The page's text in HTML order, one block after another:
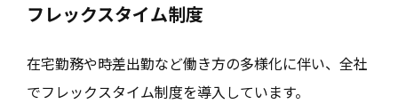
フレックスタイム制度
在宅勤務や時差出勤など働き方の多様化に伴い、全社
でフレックスタイム制度を導入しています。